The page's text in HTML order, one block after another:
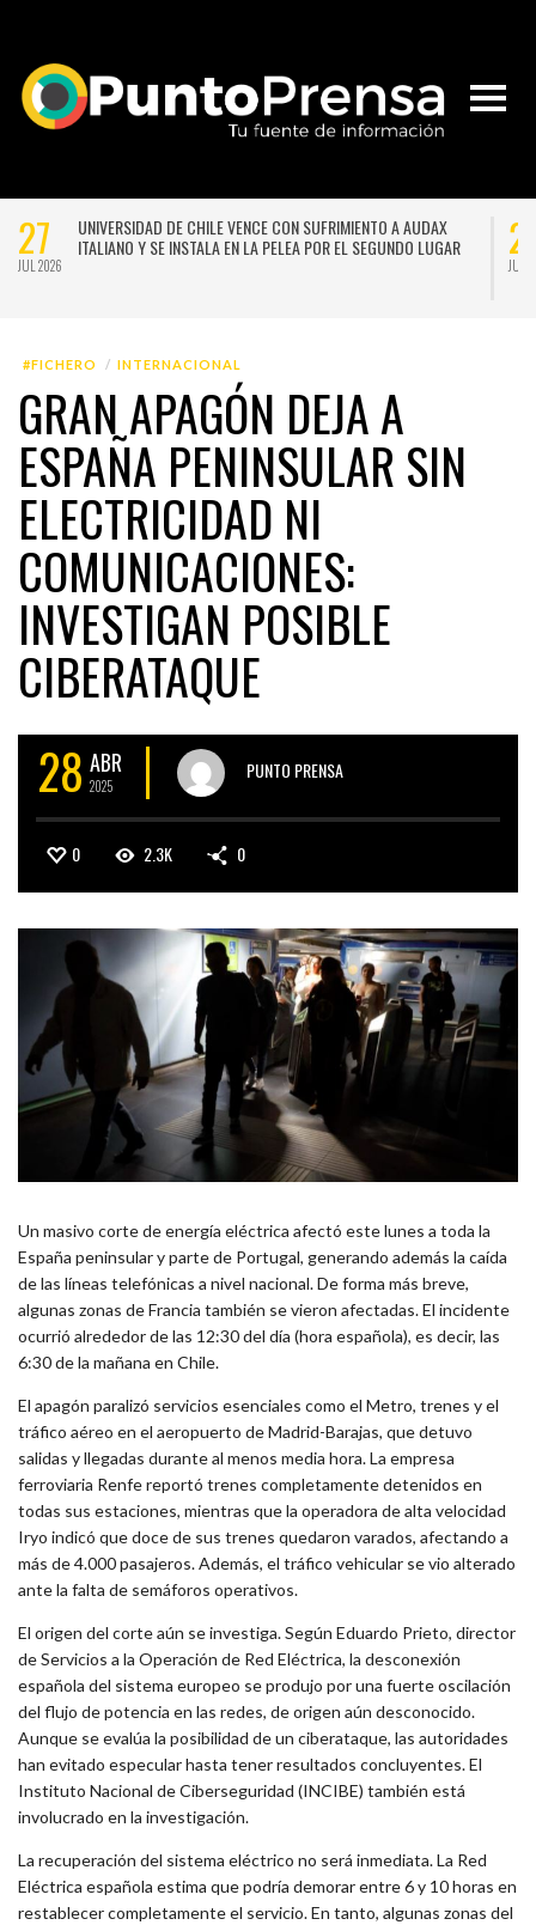
21
NACE LA PRIMERA ESCUELA MUJERES TECNO-CREATIVAS DE
CHILE PARA FORMAR EN NUEVAS TECNOLOGÍAS APLICADAS A
#FICHERO INTERNACIONAL
GRAN APAGÓN DEJA A
ESPAÑA PENINSULAR SIN
ELECTRICIDAD NI
COMUNICACIONES:
INVESTIGAN POSIBLE
CIBERATAQUE
28 ABR
2025
PUNTO PRENSA
0 2.3K 0
Un masivo corte de energía eléctrica afectó este lunes a toda la
España peninsular y parte de Portugal, generando además la caída
de las líneas telefónicas a nivel nacional. De forma más breve,
algunas zonas de Francia también se vieron afectadas. El incidente
ocurrió alrededor de las 12:30 del día (hora española), es decir, las
6:30 de la mañana en Chile.
El apagón paralizó servicios esenciales como el Metro, trenes y el
tráfico aéreo en el aeropuerto de Madrid-Barajas, que detuvo
salidas y llegadas durante al menos media hora. La empresa
ferroviaria Renfe reportó trenes completamente detenidos en
todas sus estaciones, mientras que la operadora de alta velocidad
Iryo indicó que doce de sus trenes quedaron varados, afectando a
más de 4.000 pasajeros. Además, el tráfico vehicular se vio alterado
ante la falta de semáforos operativos.
El origen del corte aún se investiga. Según Eduardo Prieto, director
de Servicios a la Operación de Red Eléctrica, la desconexión
española del sistema europeo se produjo por una fuerte oscilación
del flujo de potencia en las redes, de origen aún desconocido.
Aunque se evalúa la posibilidad de un ciberataque, las autoridades
han evitado especular hasta tener resultados concluyentes. El
Instituto Nacional de Ciberseguridad (INCIBE) también está
involucrado en la investigación.
La recuperación del sistema eléctrico no será inmediata. La Red
Eléctrica española estima que podría demorar entre 6 y 10 horas en
restablecer completamente el servicio. En tanto, algunas zonas del